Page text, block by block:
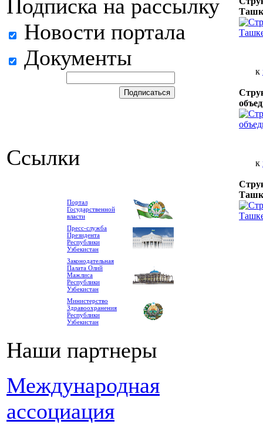
Подписка на рассылку
Новости портала
Документы
Ссылки
Портал
Государственной
власти
Пресс-служба
Президента
Республики
Узбекистан
Законодательная
Палата Олий
Мажлиса
Республики
Узбекистан
Министерство
Здравоохранения
Республики
Узбекистан
Наши партнеры
Международная
ассоциация
к
к